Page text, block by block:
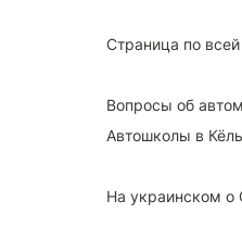
Страница по
Вопросы об
Автошколы в
На украинском о